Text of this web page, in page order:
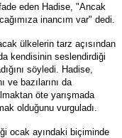
eden Hadise, "Ancak
inancım var" dedi.
ülkelerin tarz açısından
kendisinin seslendirdiği
söyledi. Hadise,
ve bazılarını da
öte yarışmada
olduğunu vurguladı.
ocak ayındaki biçiminde